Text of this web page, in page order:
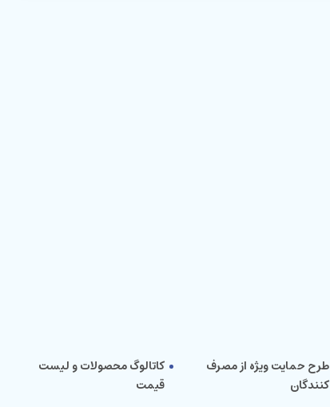
طرح حمایت ویژه از مصرف
کنندگان
کاتالوگ محصولات و لیست
قیمت